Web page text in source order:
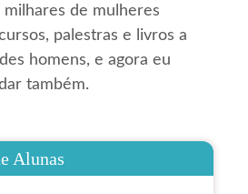
milhares de mulheres
palestras e livros a
homens, e agora eu
também.
Alunas